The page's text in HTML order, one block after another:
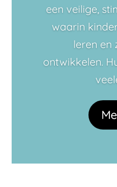
een veilige,
waarin
leren en
ontwikkelen.